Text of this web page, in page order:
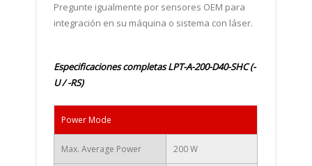
Pregunte igualmente por sensores OEM para
integración en su máquina o sistema con láser.
Especificaciones completas LPT-A-200-D40-SHC(-
U / -RS)
Power Mode
Max. Average Power 200 W